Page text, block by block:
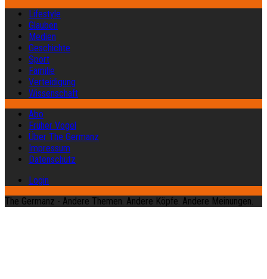
Lifestyle
Glauben
Medien
Geschichte
Sport
Familie
Verteidigung
Wissenschaft
Abo
Früher Vogel
Über The Germanz
Impressum
Datenschutz
Login
The Germanz - Andere Themen. Andere Köpfe. Andere Meinungen.